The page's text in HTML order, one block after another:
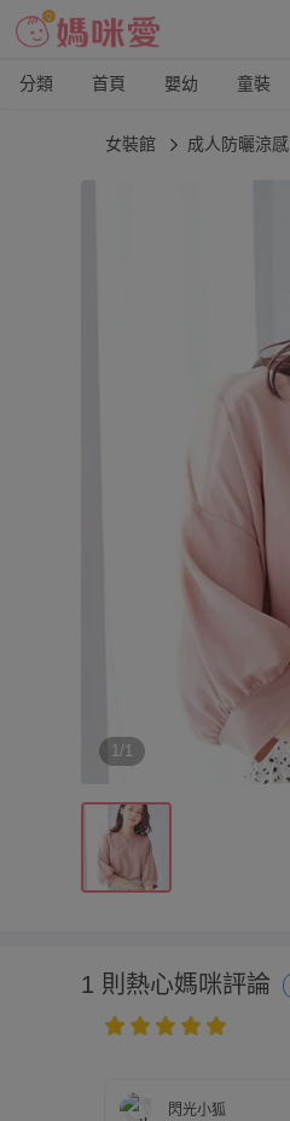
分類 首頁 嬰幼 童裝
女裝館 成人防曬涼感
1/1
1 則熱心媽咪評論
閃光小狐